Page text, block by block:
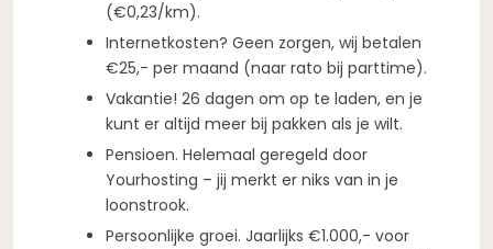
(€0,23/km).
Internetkosten? Geen zorgen, wij betalen
€25,- per maand (naar rato bij parttime).
Vakantie! 26 dagen om op te laden, en je
kunt er altijd meer bij pakken als je wilt.
Pensioen. Helemaal geregeld door
Yourhosting – jij merkt er niks van in je
loonstrook.
Persoonlijke groei. Jaarlijks €1.000,- voor